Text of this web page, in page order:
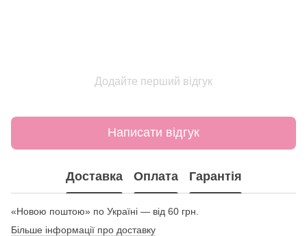
Додайте перший відгук
Написати відгук
Доставка Оплата Гарантія
«Новою поштою» по Україні — від 60 грн.
Більше інформації про доставку